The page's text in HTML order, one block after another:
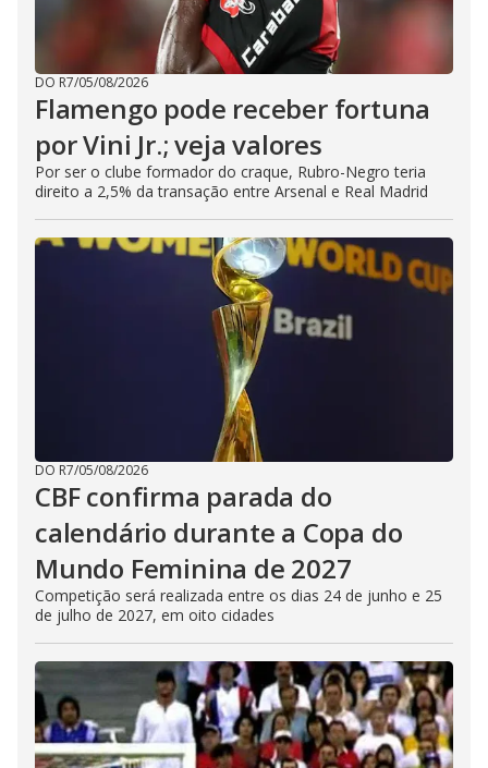
DO R7/05/08/2026
Flamengo pode receber fortuna
por Vini Jr.; veja valores
Por ser o clube formador do craque, Rubro-Negro teria
direito a 2,5% da transação entre Arsenal e Real Madrid
DO R7/05/08/2026
CBF confirma parada do
calendário durante a Copa do
Mundo Feminina de 2027
Competição será realizada entre os dias 24 de junho e 25
de julho de 2027, em oito cidades